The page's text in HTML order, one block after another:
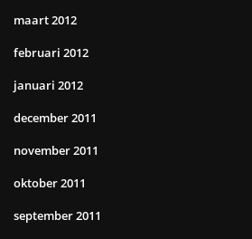
maart 2012
februari 2012
januari 2012
december 2011
november 2011
oktober 2011
september 2011